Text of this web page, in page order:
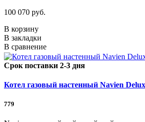
100 070 руб.
В корзину
В закладки
В сравнение
Срок поставки 2-3 дня
Котел газовый настенный Navien
779